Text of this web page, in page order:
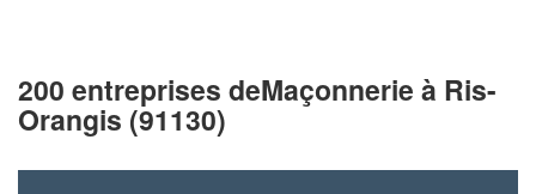
200 entreprises deMaçonnerie à Ris-
Orangis (91130)